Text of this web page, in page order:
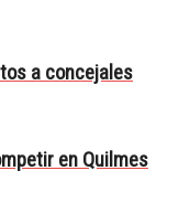
a concejales
en Quilmes